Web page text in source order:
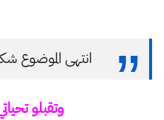
انتهى الموضوع
وتقبلو